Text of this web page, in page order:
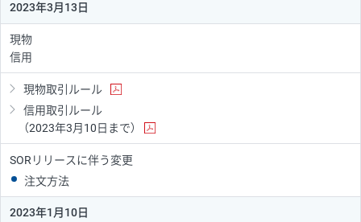
2023年3月13日
現物
信用
現物取引ルール
信用取引ルール
（2023年3月10日まで）
SORリリースに伴う変更
注文方法
2023年1月10日